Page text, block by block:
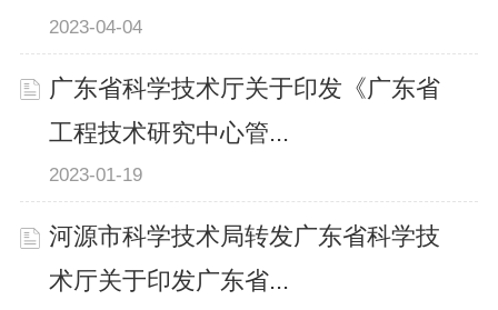
2023-04-04
广东省科学技术厅关于印发《广东省
工程技术研究中心管...
2023-01-19
河源市科学技术局转发广东省科学技
术厅关于印发广东省...